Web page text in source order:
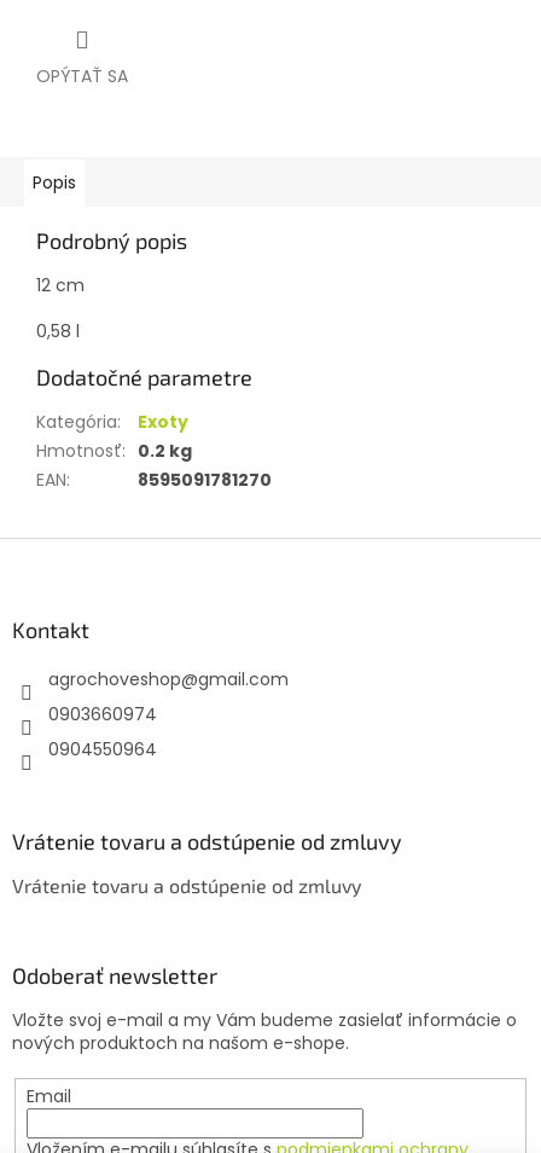
OPÝTAŤ SA
Popis
Podrobný popis
12 cm
0,58 l
Dodatočné parametre
Kategória:
Exoty
Hmotnosť: 0.2 kg
EAN: 8595091781270
Kontakt
agrochoveshop@gmail.com
0903660974
0904550964
Vrátenie tovaru a odstúpenie od zmluvy
Vrátenie tovaru a odstúpenie od zmluvy
Odoberať newsletter
Vložte svoj e-mail a my Vám budeme zasielať informácie o
nových produktoch na našom e-shope.
Email